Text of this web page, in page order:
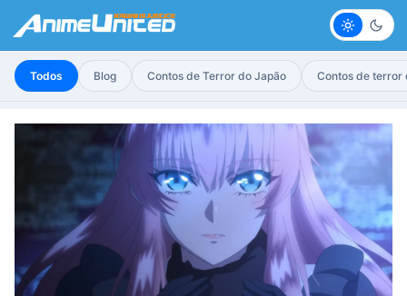
Claro
Todos Blog Contos de Terror do Japão Contos de terror